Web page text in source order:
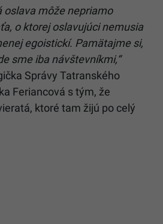
oslava môže nepriamo
o ktorej oslavujúci nemusia
egoistickí. Pamätajme si,
sme iba návštevníkmi,“
Správy Tatranského
Feriancová s tým, že
ktoré tam žijú po celý